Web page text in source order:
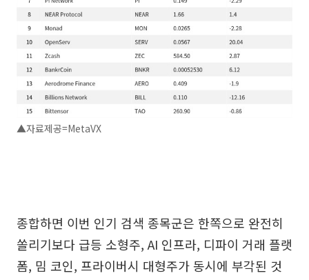
▲자료제공=MetaVX
종합하면 이번 인기 검색 종목군은 한쪽으로 완전히
쏠리기보다 급등 소형주, AI 인프라, 디파이 거래 플랫
폼, 밈 코인, 프라이버시 대형주가 동시에 부각된 것